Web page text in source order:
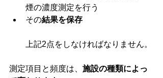
煙の濃度測定を行う
その結果を保存
上記2点をしなければなりません。
測定項目と頻度は、 施設の種類によっ